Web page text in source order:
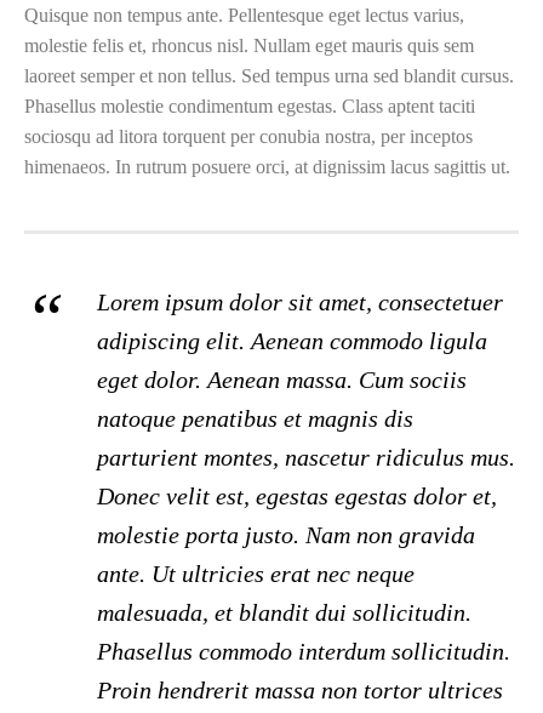
Quisque non tempus ante. Pellentesque eget lectus varius,
molestie felis et, rhoncus nisl. Nullam eget mauris quis sem
laoreet semper et non tellus. Sed tempus urna sed blandit cursus.
Phasellus molestie condimentum egestas. Class aptent taciti
sociosqu ad litora torquent per conubia nostra, per inceptos
himenaeos. In rutrum posuere orci, at dignissim lacus sagittis ut.
Lorem ipsum dolor sit amet, consectetuer
adipiscing elit. Aenean commodo ligula
eget dolor. Aenean massa. Cum sociis
natoque penatibus et magnis dis
parturient montes, nascetur ridiculus mus.
Donec velit est, egestas egestas dolor et,
molestie porta justo. Nam non gravida
ante. Ut ultricies erat nec neque
malesuada, et blandit dui sollicitudin.
Phasellus commodo interdum sollicitudin.
Proin hendrerit massa non tortor ultrices